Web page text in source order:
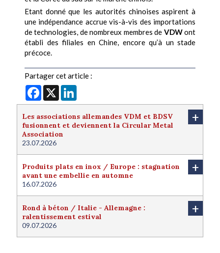
Etant donné que les autorités chinoises aspirent à
une indépendance accrue vis-à-vis des importations
de technologies, de nombreux membres de VDWont
établi des filiales en Chine, encore qu’à un stade
précoce.
Partager cet article :
Facebook
X
Les associations allemandes VDM et BDSV
fusionnent et deviennent la Circular Metal
Association
23.07.2026
+
Produits plats en inox / Europe : stagnation
avant une embellie en automne
16.07.2026
+
Rond à béton / Italie - Allemagne :
ralentissement estival
09.07.2026
+